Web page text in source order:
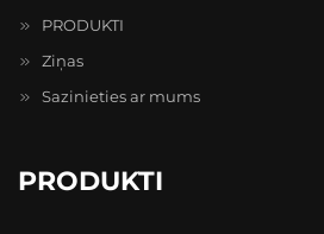
PRODUKTI
Ziņas
Sazinieties ar mums
PRODUKTI